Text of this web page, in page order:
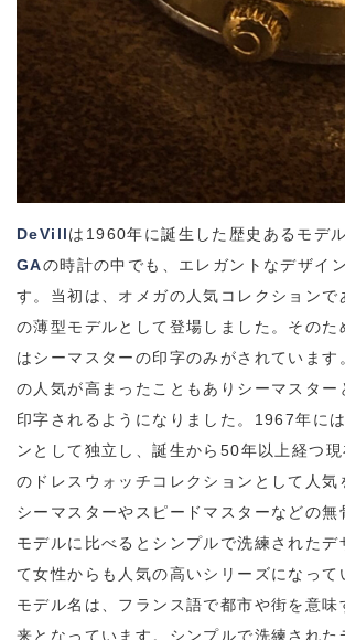
DeVillは1960年に誕生した歴史あるモデ
GAの時計の中でも、エレガントなデザイ
す。当初は、オメガの人気コレクションで
の薄型モデルとして登場しました。そのた
はシーマスターの印字のみがされています
の人気が高まったこともありシーマスター
印字されるようになりました。1967年に
ンとして独立し、誕生から50年以上経つ
のドレスウォッチコレクションとして人気
シーマスターやスピードマスターなどの無
モデルに比べるとシンプルで洗練されたデ
て女性からも人気の高いシリーズになって
モデル名は、フランス語で都市や街を意
来となっています。シンプルで洗練された